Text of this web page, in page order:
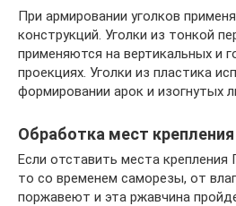
При армировании уголков
конструкций. Уголки из тонкой
применяются на вертикальных и
проекциях. Уголки из пластика
формировании арок и изогнутых
Обработка мест
Если отставить места
то со временем саморезы, от
поржавеют и эта ржавчина